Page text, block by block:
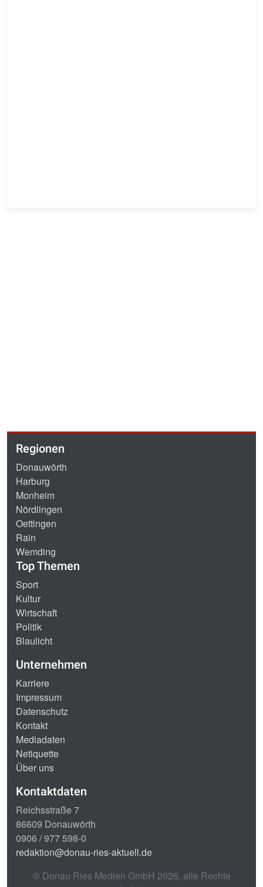
Regionen
Donauwörth
Harburg
Monheim
Nördlingen
Oettingen
Rain
Wemding
Top Themen
Sport
Kultur
Wirtschaft
Politik
Blaulicht
Unternehmen
Karriere
Impressum
Datenschutz
Kontakt
Mediadaten
Netiquette
Über uns
Kontaktdaten
Reichsstraße 7
86609 Donauwörth
0906 / 977 598-0
redaktion@donau-ries-aktuell.de
© Donau Ries Medien GmbH 2026, alle Rechte